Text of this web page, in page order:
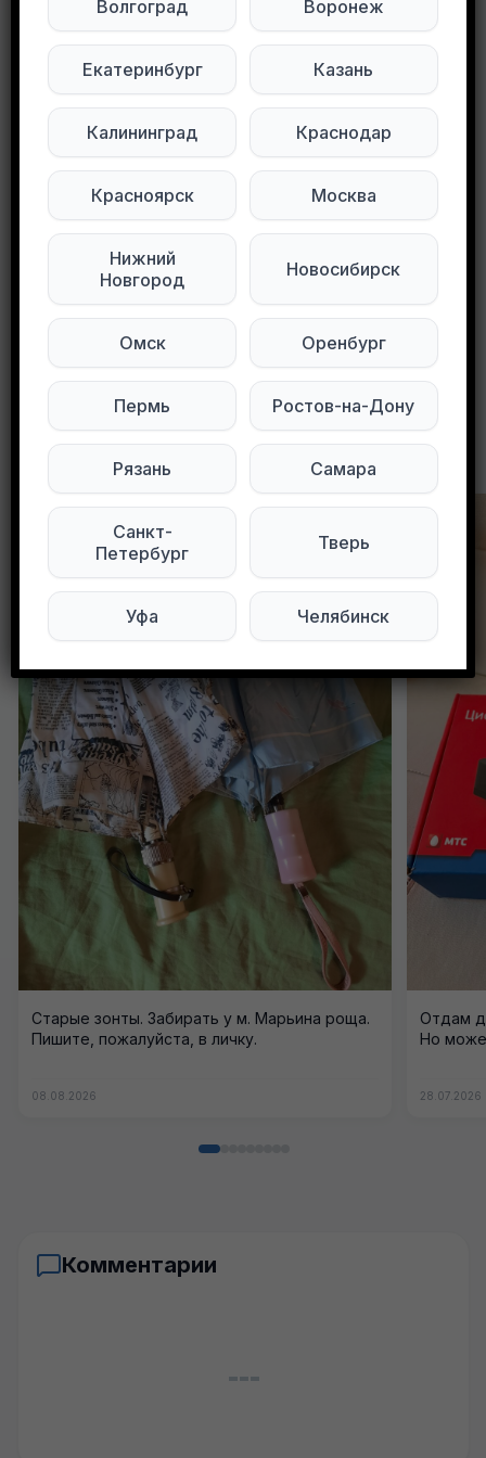
продавлены
Саморазбор и самовывоз вывоз
м.Бабушкинская
Подписывайтесь на нас в социальных
сетях:
Мы в Max Мы в Telegram
Мы в ВКонтакте
0 136 просмотров
Другие объявления в этом городе
Старые зонты. Забирать у м. Марьина роща.
Пишите, пожалуйста, в личку.
08.08.2026
Отдам
Но
28.07.2026
Комментарии
Волгоград Воронеж
Екатеринбург Казань
Калининград Краснодар
Красноярск Москва
Нижний
Новгород
Новосибирск
Омск Оренбург
Пермь Ростов-на-Дону
Рязань Самара
Санкт-
Петербург
Тверь
Уфа Челябинск